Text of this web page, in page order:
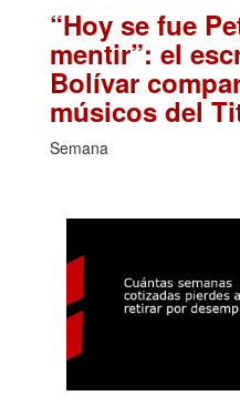
“Hoy se fue
mentir”: el
Bolívar
músicos del
Semana